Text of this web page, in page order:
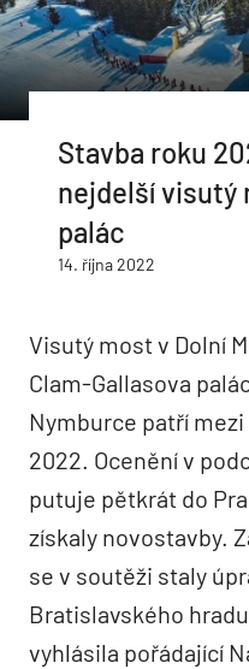
Stavba roku
nejdelší visutý
palác
14. října 2022
Visutý most v Dolní
Clam-Gallasova
Nymburce patří
2022. Ocenění v
putuje pětkrát do
získaly novostavby.
se v soutěži staly
Bratislavského
vyhlásila pořádající